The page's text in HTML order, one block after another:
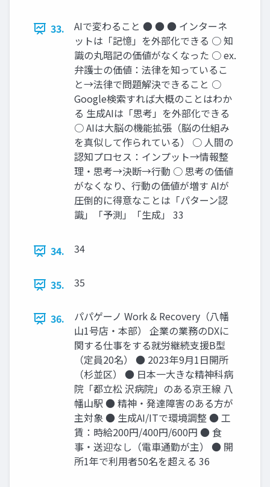
33.
AIで変わること ● ● ● インターネ
ットは「記憶」を外部化できる ○ 知
識の丸暗記の価値がなくなった ○ ex.
弁護士の価値：法律を知っているこ
と→法律で問題解決できること ○
Google検索すれば大概のことはわか
る 生成AIは「思考」を外部化できる
○ AIは大脳の機能拡張（脳の仕組み
を真似して作られている） ○ 人間の
認知プロセス：インプット→情報整
理・思考→決断→行動 ○ 思考の価値
がなくなり、行動の価値が増す AIが
圧倒的に得意なことは「パターン認
識」「予測」「生成」 33
34. 34
35. 35
36.
パパゲーノ Work & Recovery（八幡
山1号店・本部） 企業の業務のDXに
関する仕事をする就労継続支援B型
（定員20名） ● 2023年9月1日開所
（杉並区） ● 日本一大きな精神科病
院「都立松 沢病院」のある京王線 八
幡山駅 ● 精神・発達障害のある方が
主対象 ● 生成AI/ITで環境調整 ● 工
賃：時給200円/400円/600円 ● 食
事・送迎なし（電車通勤が主） ● 開
所1年で利用者50名を超える 36